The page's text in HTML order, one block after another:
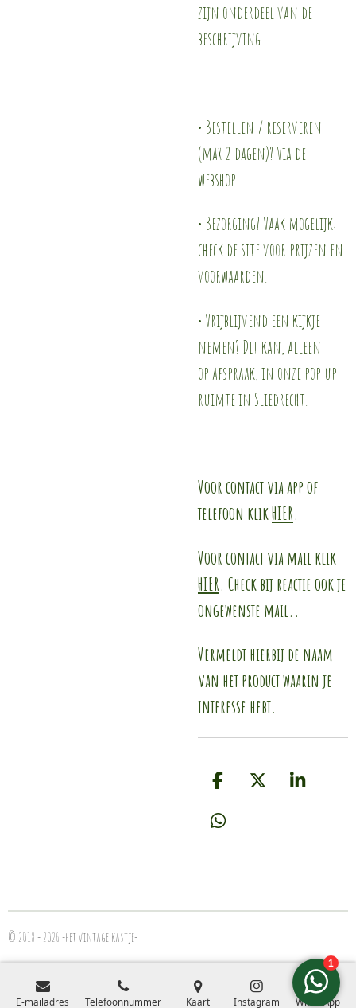
zijn onderdeel van de
beschrijving.
• Bestellen / reserveren
(max 2 dagen)? Via de
webshop.
• Bezorging? Vaak mogelijk;
check de site voor prijzen en
voorwaarden.
• Vrijblijvend een kijkje
nemen? Dit kan, alleen
op afspraak, in onze pop up
ruimte in Sliedrecht.
Voor contact via app of
telefoon klikHIER.
Voor contact via mail klik
HIER . Check bij reactie ook je
ongewenste mail..
Vermeldt hierbij de naam
van het product waarin je
interesse hebt.
D
l
D
S
D
© 2018 - 2026 -het vintage kastje-
E-mailadres Telefoonnummer Kaart Instagram WhatsApp